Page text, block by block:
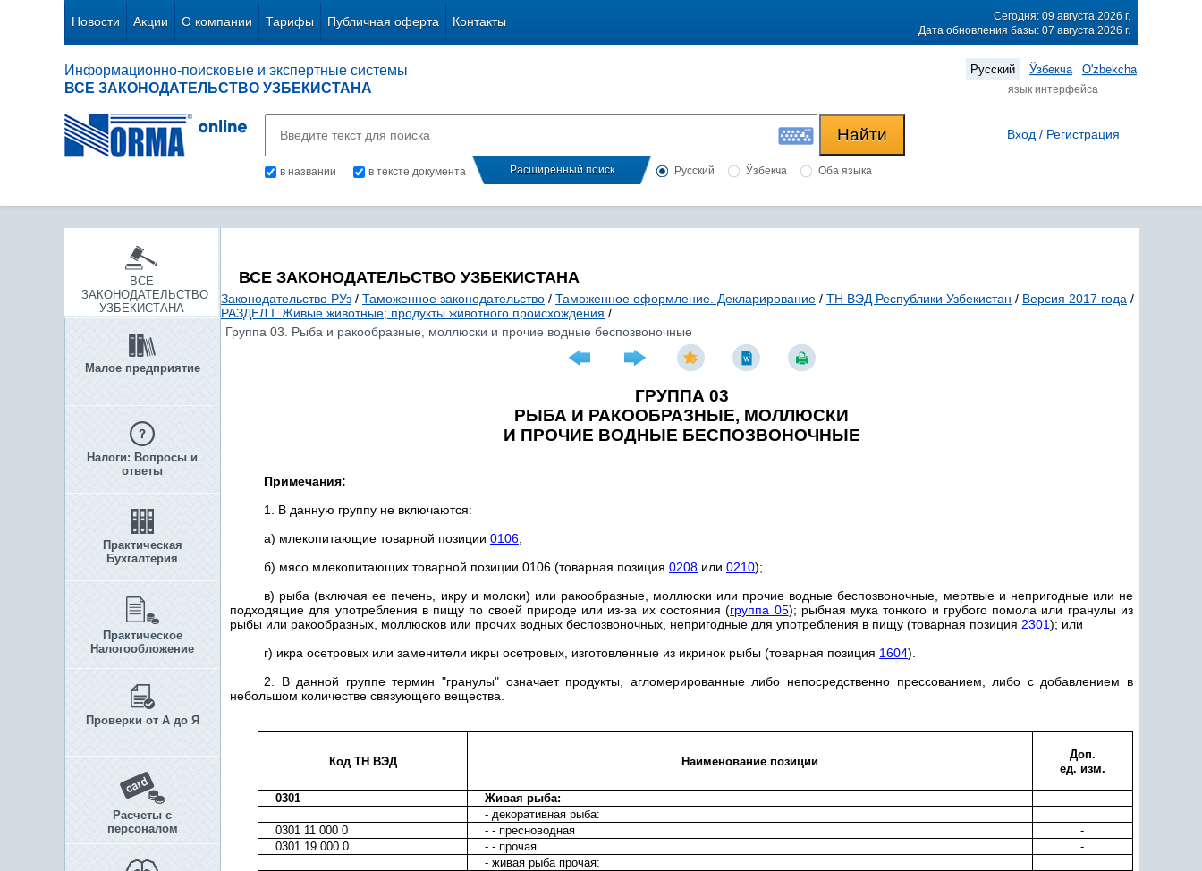
Новости Акции О компании Тарифы Публичная оферта Контакты
Сегодня: 09 августа 2026 г.
Дата обновления базы: 07 августа 2026 г.
Информационно-поисковые и экспертные системы
ВСЕ ЗАКОНОДАТЕЛЬСТВО УЗБЕКИСТАНА
Русский Ўзбекча O'zbekcha
язык интерфейса
в названии в тексте документа Расширенный поиск Русский Ўзбекча Оба языка
Вход / Регистрация
ВСЕ
ЗАКОНОДАТЕЛЬСТВО
УЗБЕКИСТАНА
Малое предприятие
Налоги: Вопросы и
ответы
Практическая
Бухгалтерия
Практическое
Налогообложение
Проверки от А до Я
Расчеты с
персоналом
ВСЕ ЗАКОНОДАТЕЛЬСТВО УЗБЕКИСТАНА
Законодательство РУз / Таможенное законодательство / Таможенное оформление. Декларирование / ТН ВЭД Республики Узбекистан / Версия 2017 года /
РАЗДЕЛ I. Живые животные; продукты животного происхождения /
Группа 03. Рыба и ракообразные, моллюски и прочие водные беспозвоночные
ГРУППА 03
РЫБА И РАКООБРАЗНЫЕ, МОЛЛЮСКИ
И ПРОЧИЕ ВОДНЫЕ БЕСПОЗВОНОЧНЫЕ
Примечания:
1. В данную группу не включаются:
а) млекопитающие товарной позиции 0106;
б) мясо млекопитающих товарной позиции 0106 (товарная позиция 0208 или 0210);
в) рыба (включая ее печень, икру и молоки) или ракообразные, моллюски или прочие водные беспозвоночные, мертвые и непригодные или не
подходящие для употребления в пищу по своей природе или из-за их состояния (группа 05); рыбная мука тонкого и грубого помола или гранулы из
рыбы или ракообразных, моллюсков или прочих водных беспозвоночных, непригодные для употребления в пищу (товарная позиция 2301); или
г) икра осетровых или заменители икры осетровых, изготовленные из икринок рыбы (товарная позиция 1604).
2. В данной группе термин "гранулы" означает продукты, агломерированные либо непосредственно прессованием, либо с добавлением в
небольшом количестве связующего вещества.
Код ТН ВЭД Наименование позиции
Доп.
ед. изм.
0301
Живая рыба:
- декоративная рыба:
0301 11 000 0
- - пресноводная
-
0301 19 000 0
- - прочая
-
- живая рыба прочая: